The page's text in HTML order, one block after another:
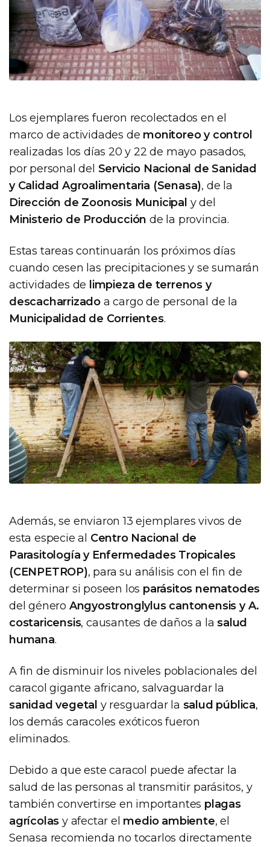
Los ejemplares fueron recolectados en el
marco de actividades de monitoreo y control
realizadas los días 20 y 22 de mayo pasados,
por personal del Servicio Nacional de Sanidad
y Calidad Agroalimentaria (Senasa), de la
Dirección de Zoonosis Municipal y del
Ministerio de Producción de la provincia.
Estas tareas continuarán los próximos días
cuando cesen las precipitaciones y se sumarán
actividades de limpieza de terrenos y
descacharrizado a cargo de personal de la
Municipalidad de Corrientes.
Además, se enviaron 13 ejemplares vivos de
esta especie al Centro Nacional de
Parasitología y Enfermedades Tropicales
(CENPETROP), para su análisis con el fin de
determinar si poseen los parásitos nematodes
del género Angyostronglylus cantonensis y A.
costaricensis, causantes de daños a lasalud
humana.
A fin de disminuir los niveles poblacionales del
caracol gigante africano, salvaguardar la
sanidad vegetal y resguardar la salud pública,
los demás caracoles exóticos fueron
eliminados.
Debido a que este caracol puede afectar la
salud de las personas al transmitir parásitos, y
también convertirse en importantes plagas
agrícolas y afectar el medio ambiente, el
Senasa recomienda no tocarlos directamente